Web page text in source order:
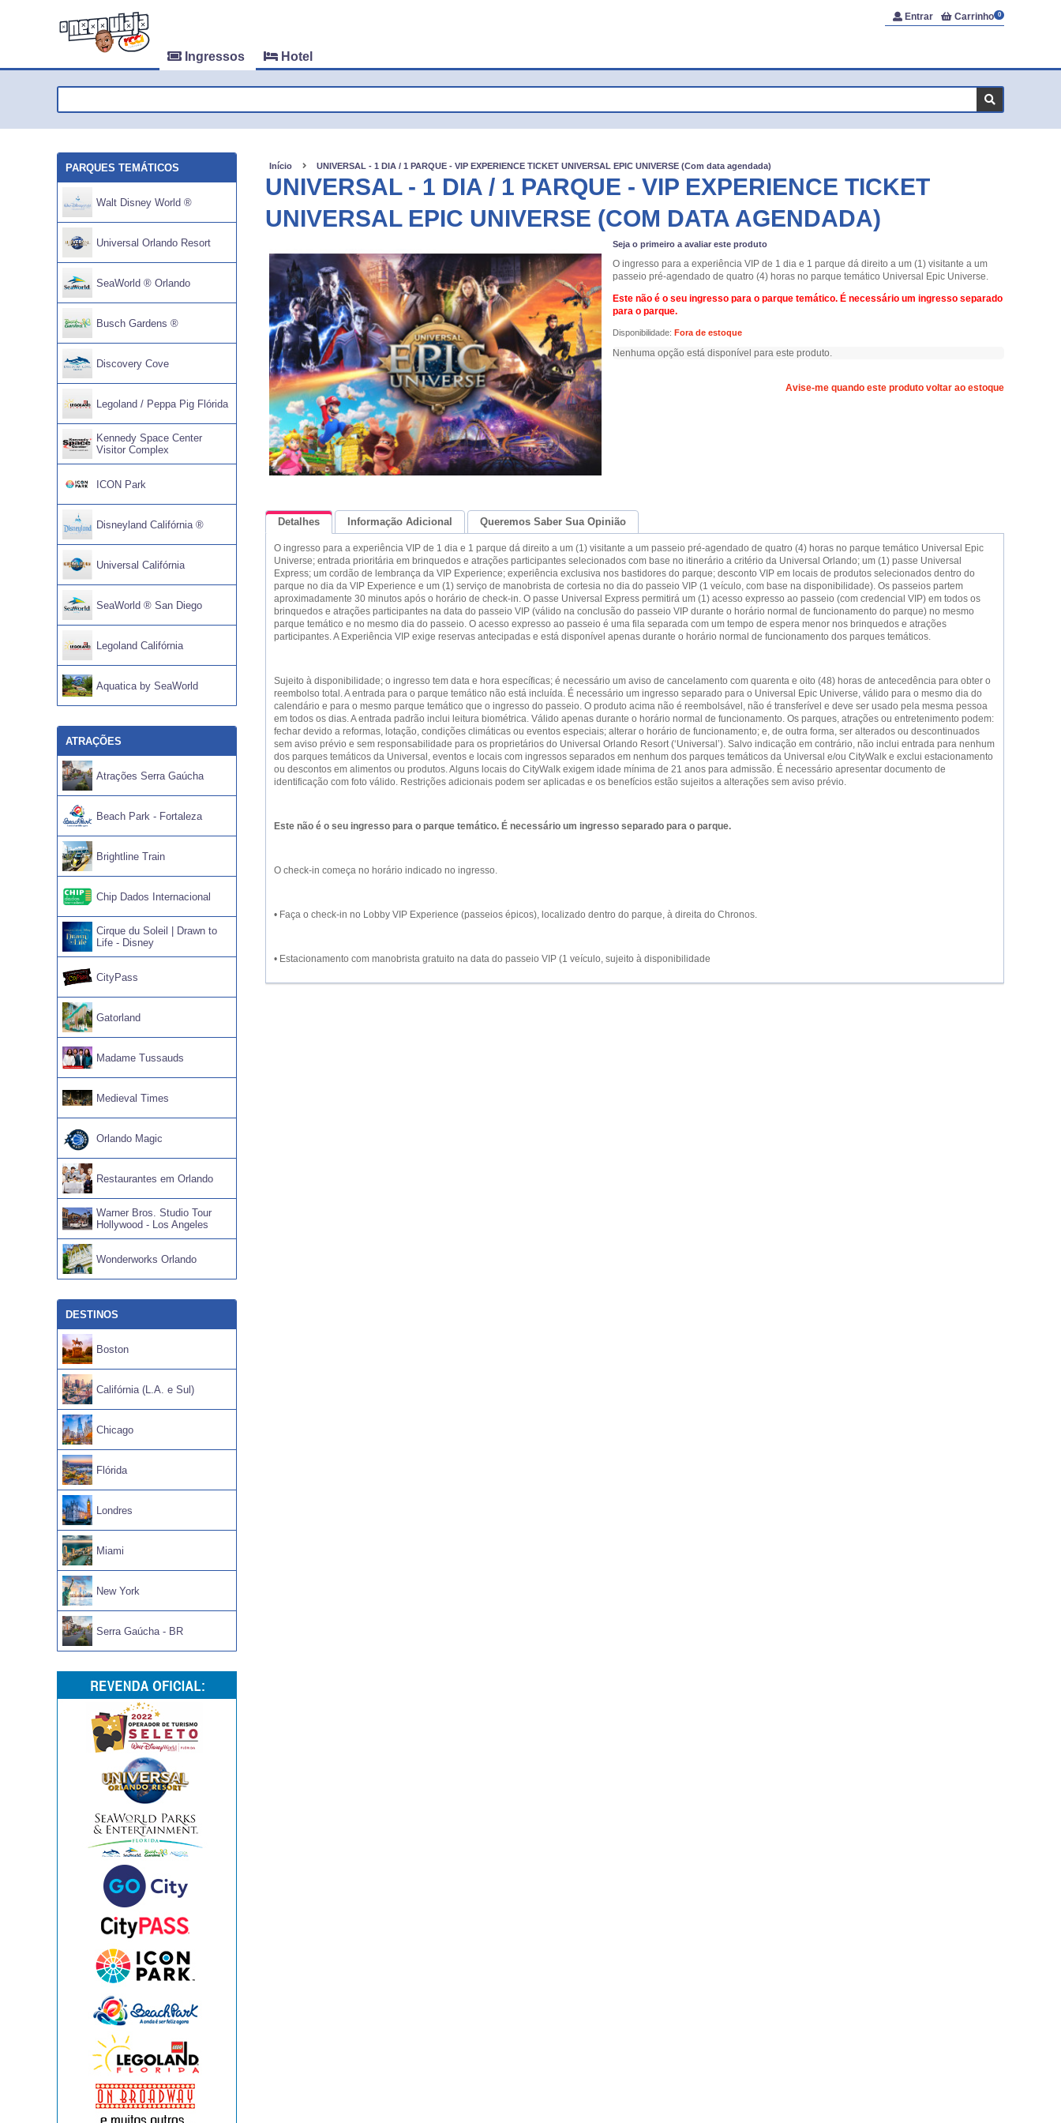
Entrar Carrinho 0
Ingressos Hotel
PARQUES TEMÁTICOS
Walt Disney World ®
Universal Orlando Resort
SeaWorld ® Orlando
Busch Gardens ®
Discovery Cove
Legoland / Peppa Pig Flórida
Kennedy Space Center
Visitor Complex
ICON Park
Disneyland Califórnia ®
Universal Califórnia
SeaWorld ® San Diego
Legoland Califórnia
Aquatica by SeaWorld
ATRAÇÕES
Atrações Serra Gaúcha
Beach Park - Fortaleza
Brightline Train
Chip Dados Internacional
Cirque du Soleil | Drawn to
Life - Disney
CityPass
Gatorland
Madame Tussauds
Medieval Times
Orlando Magic
Restaurantes em Orlando
Warner Bros. Studio Tour
Hollywood - Los Angeles
Wonderworks Orlando
DESTINOS
Boston
Califórnia (L.A. e Sul)
Chicago
Flórida
Londres
Miami
New York
Serra Gaúcha - BR
Início UNIVERSAL - 1 DIA / 1 PARQUE - VIP EXPERIENCE TICKET UNIVERSAL EPIC UNIVERSE (Com data agendada)
UNIVERSAL - 1 DIA / 1 PARQUE - VIP EXPERIENCE TICKET
UNIVERSAL EPIC UNIVERSE (COM DATA AGENDADA)
Seja o primeiro a avaliar este produto
O ingresso para a experiência VIP de 1 dia e 1 parque dá direito a um (1) visitante a um
passeio pré-agendado de quatro (4) horas no parque temático Universal Epic Universe.
Este não é o seu ingresso para o parque temático. É necessário um ingresso separado
para o parque.
Disponibilidade: Fora de estoque
Nenhuma opção está disponível para este produto.
Avise-me quando este produto voltar ao estoque
Detalhes Informação Adicional Queremos Saber Sua Opinião
O ingresso para a experiência VIP de 1 dia e 1 parque dá direito a um (1) visitante a um passeio pré-agendado de quatro (4) horas no parque temático Universal Epic
Universe; entrada prioritária em brinquedos e atrações participantes selecionados com base no itinerário a critério da Universal Orlando; um (1) passe Universal
Express; um cordão de lembrança da VIP Experience; experiência exclusiva nos bastidores do parque; desconto VIP em locais de produtos selecionados dentro do
parque no dia da VIP Experience e um (1) serviço de manobrista de cortesia no dia do passeio VIP (1 veículo, com base na disponibilidade). Os passeios partem
aproximadamente 30 minutos após o horário de check-in. O passe Universal Express permitirá um (1) acesso expresso ao passeio (com credencial VIP) em todos os
brinquedos e atrações participantes na data do passeio VIP (válido na conclusão do passeio VIP durante o horário normal de funcionamento do parque) no mesmo
parque temático e no mesmo dia do passeio. O acesso expresso ao passeio é uma fila separada com um tempo de espera menor nos brinquedos e atrações
participantes. A Experiência VIP exige reservas antecipadas e está disponível apenas durante o horário normal de funcionamento dos parques temáticos.
Sujeito à disponibilidade; o ingresso tem data e hora específicas; é necessário um aviso de cancelamento com quarenta e oito (48) horas de antecedência para obter o
reembolso total. A entrada para o parque temático não está incluída. É necessário um ingresso separado para o Universal Epic Universe, válido para o mesmo dia do
calendário e para o mesmo parque temático que o ingresso do passeio. O produto acima não é reembolsável, não é transferível e deve ser usado pela mesma pessoa
em todos os dias. A entrada padrão inclui leitura biométrica. Válido apenas durante o horário normal de funcionamento. Os parques, atrações ou entretenimento podem:
fechar devido a reformas, lotação, condições climáticas ou eventos especiais; alterar o horário de funcionamento; e, de outra forma, ser alterados ou descontinuados
sem aviso prévio e sem responsabilidade para os proprietários do Universal Orlando Resort (‘Universal’). Salvo indicação em contrário, não inclui entrada para nenhum
dos parques temáticos da Universal, eventos e locais com ingressos separados em nenhum dos parques temáticos da Universal e/ou CityWalk e exclui estacionamento
ou descontos em alimentos ou produtos. Alguns locais do CityWalk exigem idade mínima de 21 anos para admissão. É necessário apresentar documento de
identificação com foto válido. Restrições adicionais podem ser aplicadas e os benefícios estão sujeitos a alterações sem aviso prévio.
Este não é o seu ingresso para o parque temático. É necessário um ingresso separado para o parque.
O check-in começa no horário indicado no ingresso.
• Faça o check-in no Lobby VIP Experience (passeios épicos), localizado dentro do parque, à direita do Chronos.
• Estacionamento com manobrista gratuito na data do passeio VIP (1 veículo, sujeito à disponibilidade